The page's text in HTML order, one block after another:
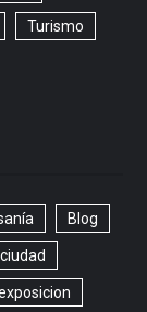
Turismo
Blog
ciudad